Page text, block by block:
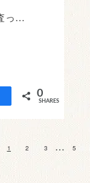
っ…
Share 0
SHARES
1 2 3 … 5